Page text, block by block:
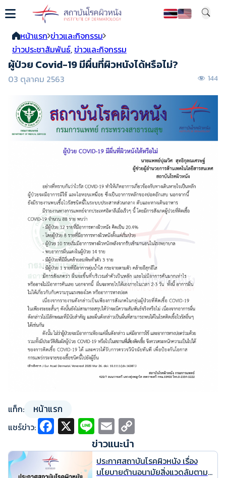
หน้าแรก ข่าวและกิจกรรม
ข่าวประชาสัมพันธ์,ข่าวและกิจกรรม
ผู้ป่วย Covid-19 มีผื่นที่ผิวหนังได้หรือไม่?
03 ตุลาคม 2563 144
แท็ก: หน้าแรก
แชร์ข่าว: Fa
ce
b
X Li
n
e
E
m
ai p
ข่าวแนะนำ
ประกาศสถาบันโรคผิวหนัง เรื่อง
นโยบายด้านอนามัยสิ่งแวดล้มตาม